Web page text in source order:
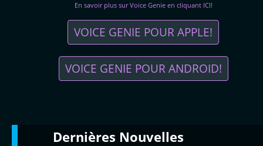
En savoir plus sur Voice Genie en cliquant ICI!
VOICE GENIE POUR APPLE!
VOICE GENIE POUR ANDROID!
Dernières Νouvelles